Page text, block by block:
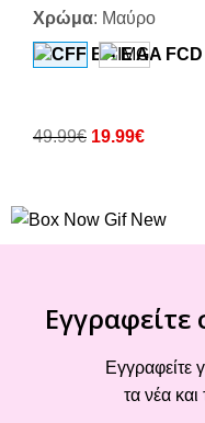
Χρώμα: Μαύρο
49.99€ 19.99€
Εγγραφείτε
τα νέα